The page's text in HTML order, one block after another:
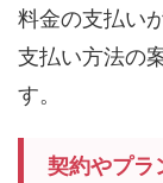
料金の支払い
支払い方法の
す。
契約やプラ